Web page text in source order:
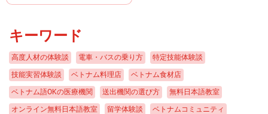
キーワード
高度人材の体験談 電車・バスの乗り方 特定技能体験談
技能実習体験談 ベトナム料理店 ベトナム食材店
ベトナム語OKの医療機関 送出機関の選び方 無料日本語教室
オンライン無料日本語教室 留学体験談 ベトナムコミュニティ